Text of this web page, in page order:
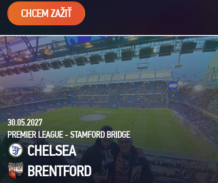
CHCEM ZAŽIŤ
30.05.2027
PREMIER LEAGUE - STAMFORD BRIDGE
CHELSEA
BRENTFORD